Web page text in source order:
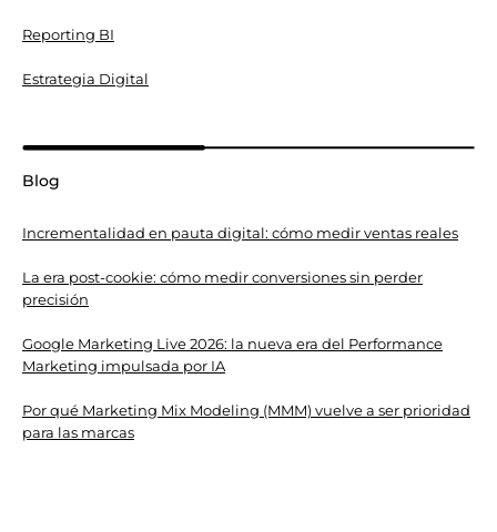
Reporting BI
Estrategia Digital
Blog
Incrementalidad en pauta digital: cómo medir ventas reales
La era post-cookie: cómo medir conversiones sin perder
precisión
Google Marketing Live 2026: la nueva era del Performance
Marketing impulsada por IA
Por qué Marketing Mix Modeling (MMM) vuelve a ser prioridad
para las marcas